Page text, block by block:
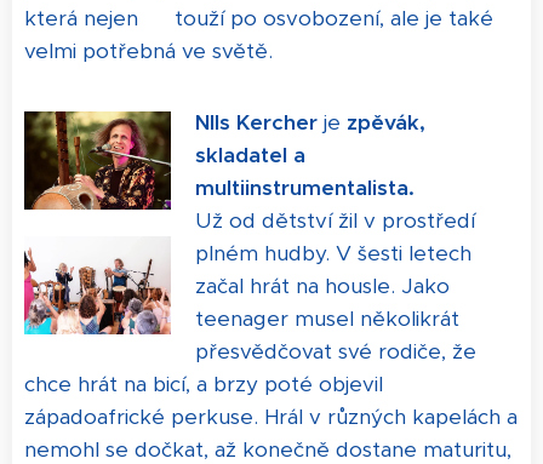
která nejen touží po osvobození, ale je také
velmi potřebná ve světě.
NIls Kercher je zpěvák,
skladatel a
multiinstrumentalista.
Už od dětství žil v prostředí
plném hudby. V šesti letech
začal hrát na housle. Jako
teenager musel několikrát
přesvědčovat své rodiče, že
chce hrát na bicí, a brzy poté objevil
západoafrické perkuse. Hrál v různých kapelách a
nemohl se dočkat, až konečně dostane maturitu,